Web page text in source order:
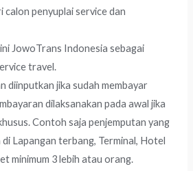
calon penyuplai service dan
JowoTrans Indonesia sebagai
travel.
diinputkan jika sudah membayar
dilaksanakan pada awal jika
Contoh saja penjemputan yang
di Lapangan terbang, Terminal, Hotel
minimum 3 lebih atau orang.